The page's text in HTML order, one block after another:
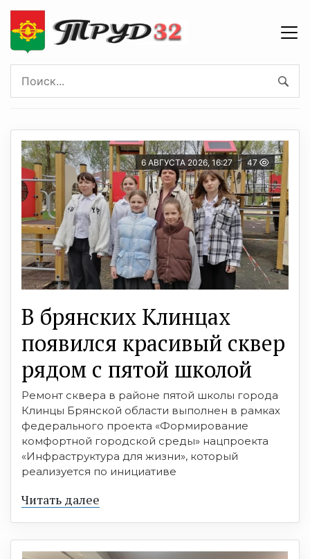
6 АВГУСТА 2026, 16:27 47
В брянских Клинцах
появился красивый сквер
рядом с пятой школой
Ремонт сквера в районе пятой школы города
Клинцы Брянской области выполнен в рамках
федерального проекта «Формирование
комфортной городской среды» нацпроекта
«Инфраструктура для жизни», который
реализуется по инициативе
Читать далее